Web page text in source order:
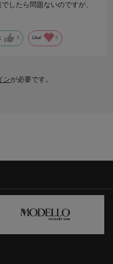
したら問題ないのですが、
0 Like! 0
ンが必要です。